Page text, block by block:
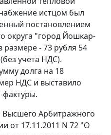
истцом был
постановлением
округа "город Йошкар-
размере - 73 рубля 54
учета НДС).
долга на 18
НДС и выставило
фактуры.
Высшего Арбитражного
от 17.11.2011 N 72 "О